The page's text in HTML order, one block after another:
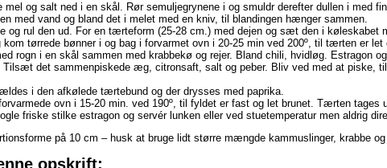
mel og salt ned i en skål. Rør semuljegrynene i og smuldr derefter dullen i med
med vand og bland det i melet med en kniv, til blandingen hænger sammen.
og rul den ud. For en tærteform (25-28 cm.) med dejen og sæt den i køleskabet
kom tørrede bønner i og bag i forvarmet ovn i 20-25 min ved 200º, til tærten er
rogn i en skål sammen med krabbekø og rejer. Bland chili, hvidløg. Estragon
Tilsæt det sammenpiskede æg, citronsaft, salt og peber. Bliv ved med at piske,
i den afkølede tærtebund og der drysses med paprika.
ovn i 15-20 min. ved 190º, til fyldet er fast og let brunet. Tærten tages
friske stilke estragon og servér lunken eller ved stuetemperatur men aldrig
på 10 cm – husk at bruge lidt større mængde kammuslinger, krabbe
opskrift: